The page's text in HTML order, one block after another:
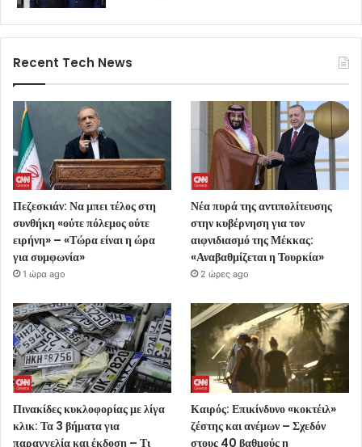
Recent Tech News
Πεζεσκιάν: Να μπει τέλος στη
συνθήκη «ούτε πόλεμος ούτε
ειρήνη» – «Τώρα είναι η ώρα
για συμφωνία»
1 ώρα ago
Νέα πυρά της αντιπολίτευσης
στην κυβέρνηση για τον
αιφνιδιασμό της Μέκκας:
«Αναβαθμίζεται η Τουρκία»
2 ώρες ago
Πινακίδες κυκλοφορίας με λίγα
κλικ: Τα 3 βήματα για
παραγγελία και έκδοση – Τι
Καιρός: Επικίνδυνο «κοκτέιλ»
ζέστης και ανέμων – Σχεδόν
στους 40 βαθμούς η